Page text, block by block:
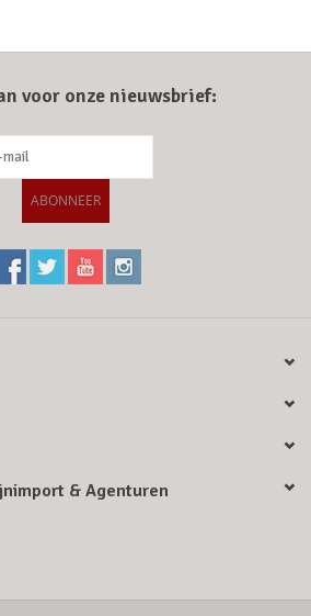
voor onze nieuwsbrief:
ABONNEER
& Agenturen